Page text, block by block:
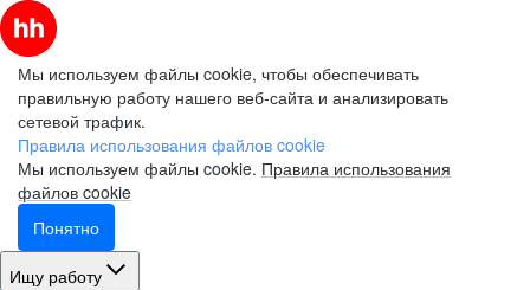
Мы используем файлы cookie, чтобы обеспечивать
правильную работу нашего веб-сайта и анализировать
сетевой трафик.
Правила использования файлов cookie
Мы используем файлы cookie. Правила использования
файлов cookie
Понятно
Ищу работу